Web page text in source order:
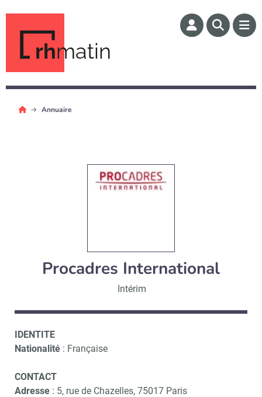
rhmatin
Annuaire
Procadres International
Intérim
IDENTITE
Nationalité : Française
CONTACT
Adresse : 5, rue de Chazelles, 75017 Paris